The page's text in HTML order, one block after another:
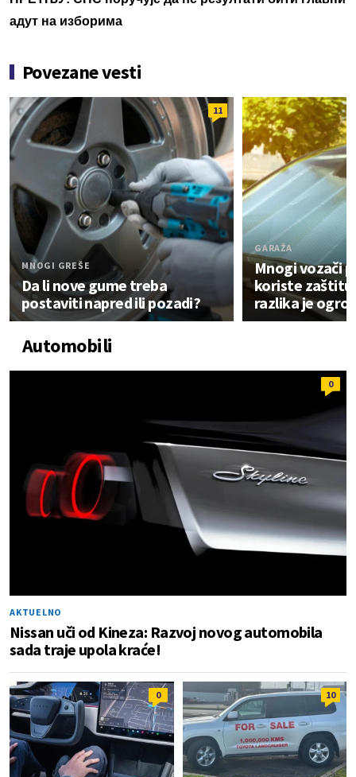
адут на изборима
Povezane vesti
11
MNOGI GREŠE
Da li nove gume treba
postaviti napred ili pozadi?
GARAŽA
Mnogi vozači
koriste zaštitu
razlika je
Automobili
0
AKTUELNO
Nissan uči od Kineza: Razvoj novog automobila
sada traje upola kraće!
0 10